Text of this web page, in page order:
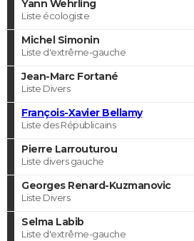
Yann Wehrling
Liste écologiste
Michel Simonin
Liste d'extrême-gauche
Jean-Marc Fortané
Liste Divers
François-Xavier Bellamy
Liste des Républicains
Pierre Larrouturou
Liste divers gauche
Georges Renard-Kuzmanovic
Liste Divers
Selma Labib
Liste d'extrême-gauche